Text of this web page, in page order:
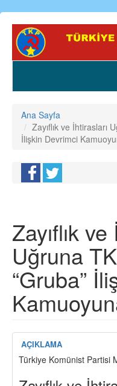
Ana
içeriğe
Ana Sayfa
Zayıflık ve İhtirasları
İlişkin Devrimci
Zayıflık
Uğruna
“Gruba”
AÇIKLAMA
Türkiye Komünist Partisi